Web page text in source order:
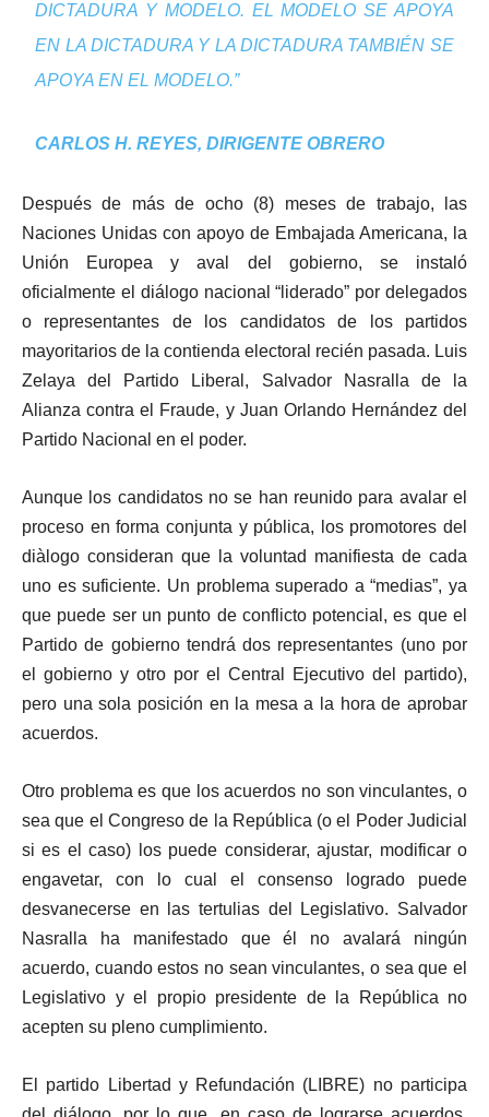
DICTADURA Y MODELO. EL MODELO SE APOYA
EN LA DICTADURA Y LA DICTADURA TAMBIÉN SE
APOYA EN EL MODELO.”
CARLOS H. REYES, DIRIGENTE OBRERO
Después de más de ocho (8) meses de trabajo, las
Naciones Unidas con apoyo de Embajada Americana, la
Unión Europea y aval del gobierno, se instaló
oficialmente el diálogo nacional “liderado” por delegados
o representantes de los candidatos de los partidos
mayoritarios de la contienda electoral recién pasada. Luis
Zelaya del Partido Liberal, Salvador Nasralla de la
Alianza contra el Fraude, y Juan Orlando Hernández del
Partido Nacional en el poder.
Aunque los candidatos no se han reunido para avalar el
proceso en forma conjunta y pública, los promotores del
diàlogo consideran que la voluntad manifiesta de cada
uno es suficiente. Un problema superado a “medias”, ya
que puede ser un punto de conflicto potencial, es que el
Partido de gobierno tendrá dos representantes (uno por
el gobierno y otro por el Central Ejecutivo del partido),
pero una sola posición en la mesa a la hora de aprobar
acuerdos.
Otro problema es que los acuerdos no son vinculantes, o
sea que el Congreso de la República (o el Poder Judicial
si es el caso) los puede considerar, ajustar, modificar o
engavetar, con lo cual el consenso logrado puede
desvanecerse en las tertulias del Legislativo. Salvador
Nasralla ha manifestado que él no avalará ningún
acuerdo, cuando estos no sean vinculantes, o sea que el
Legislativo y el propio presidente de la República no
acepten su pleno cumplimiento.
El partido Libertad y Refundación (LIBRE) no participa